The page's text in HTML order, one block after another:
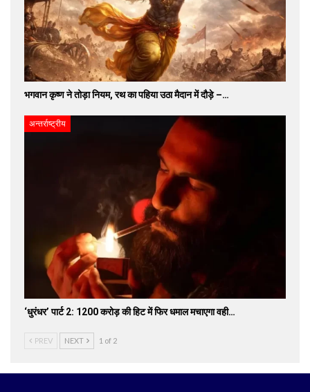
भगवान कृष्ण ने तोड़ा नियम, रथ का पहिया उठा मैदान में दौड़े –…
अन्तर्राष्ट्रीय
‘धुरंधर’ पार्ट 2: 1200 करोड़ की हिट में फिर धमाल मचाएगा वही…
PREV NEXT 1 of 2